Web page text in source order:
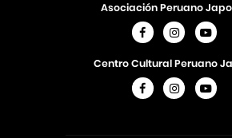
Asociación Peruano
Centro Cultural Peruano